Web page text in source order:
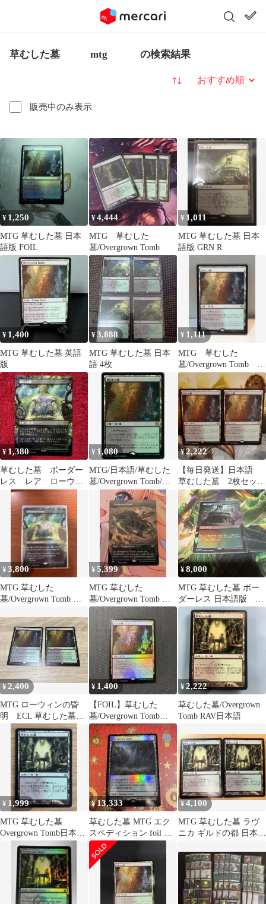
草むした墓 mtg の検索結果
販売中のみ表示
並び替え
¥ 1,250
MTG 草むした墓 日本
語版 FOIL
¥4,444
MTG 草むした
墓/Overgrown Tomb
¥ 1,011
MTG 草むした墓 日本
語版 GRN R
¥ 1,400
MTG 草むした墓 英語
版
¥3,888
MTG 草むした墓 日本
語 4枚
¥ 1,111
MTG 草むした
墓/Overgrown Tomb 日
本語 ECL
¥ 1,380
草むした墓 ボーダー
レス レア ローウィ
ンの昏明 ECL MTG
¥ 1,080
MTG/日本語/草むした
墓/Overgrown Tomb/ス
タンププロモ/ローウィ
ンの昏明/ECL 0266
¥2,222
【毎日発送】日本語
草むした墓 2枚セッ
ト MTG
¥3,800
MTG 草むした
墓/Overgrown Tomb ボ
¥5,399
MTG 草むした
墓/Overgrown Tomb 英
語 1枚 UNFボーダーレ
ス
¥8,000
MTG 草むした墓 ボー
ダーレス 日本語版
foil
¥2,400
MTG ローウィンの昏
明 ECL 草むした墓
英語 2枚セット
¥ 1,400
【FOIL】草むした
墓/Overgrown Tomb
MTG日本語ショックラ
ンド
¥2,222
草むした墓/Overgrown
Tomb RAV日本語
¥ 1,999
MTG 草むした墓
Overgrown Tomb日本語
¥13,333
草むした墓 MTG エク
スペディション foil 英
語
¥4,100
MTG 草むした墓 ラヴ
ニカ ギルドの都 日本語